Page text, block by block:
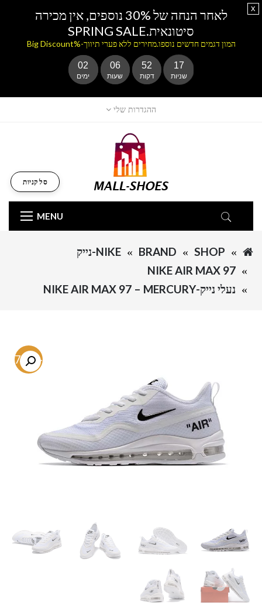
ההגדרות שלי
MENU
סל קניות
SHOP
BRAND
NIKE-נייק
NIKE AIR MAX 97
נעלי נייק-NIKE AIR MAX 97 – MERCURY
-57.6%
לאחר הנחה של 30% נוספים, אין מכירה
סיטונאית.SPRING SALE
המון דגמים חדשים נוספו.מחירים ללא פערי תיווך-%Big Discount
02
ימים
06
שעות
52
דקות
17
שניות
x